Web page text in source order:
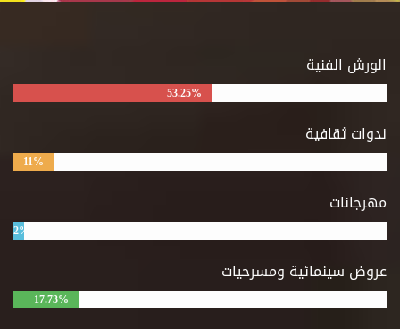
الورش الفنية
53.25%
ندوات ثقافية
11%
مهرجانات
2%
عروض سينمائية ومسرحيات
17.73%